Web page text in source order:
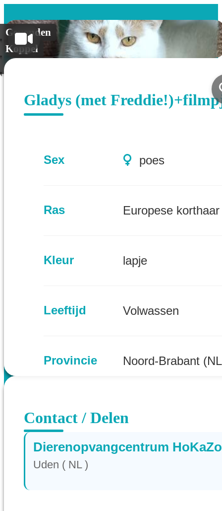
Gevonden
Koppel
Geplaatst
Gladys (met
Sex poes
Ras Europese korthaar
Kleur lapje
Leeftijd Volwassen
Provincie Noord-Brabant
Contact / Delen
Dierenopvangcentrum HoKaZo
Uden ( NL )